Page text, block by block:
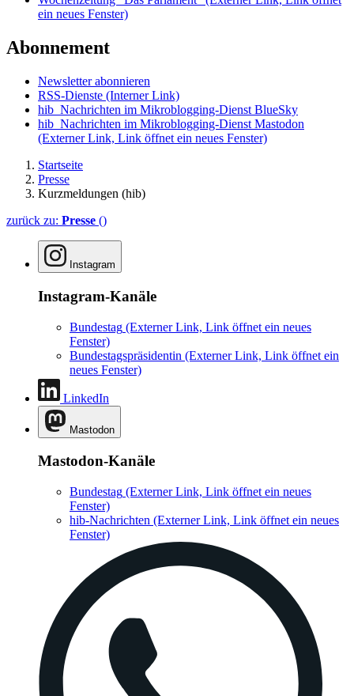
ein neues Fenster)
Abonnement
Newsletter abonnieren
RSS-Dienste (Interner Link)
hib_Nachrichten im Mikroblogging-Dienst BlueSky
hib_Nachrichten im Mikroblogging-Dienst Mastodon
(Externer Link, Link öffnet ein neues Fenster)
Startseite
Presse
Kurzmeldungen (hib)
zurück zu: Presse ()
Instagram
Instagram-Kanäle
Bundestag (Externer Link, Link öffnet ein neues
Fenster)
Bundestagspräsidentin (Externer Link, Link öffnet ein
neues Fenster)
LinkedIn
Mastodon
Mastodon-Kanäle
Bundestag (Externer Link, Link öffnet ein neues
Fenster)
hib-Nachrichten (Externer Link, Link öffnet ein neues
Fenster)